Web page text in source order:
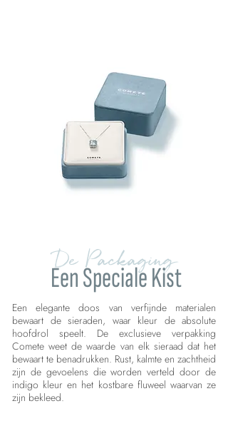
De Packaging
Een Speciale Kist
Een elegante doos van verfijnde materialen
bewaart de sieraden, waar kleur de absolute
hoofdrol speelt. De exclusieve verpakking
Comete weet de waarde van elk sieraad dat het
bewaart te benadrukken. Rust, kalmte en zachtheid
zijn de gevoelens die worden verteld door de
indigo kleur en het kostbare fluweel waarvan ze
zijn bekleed.